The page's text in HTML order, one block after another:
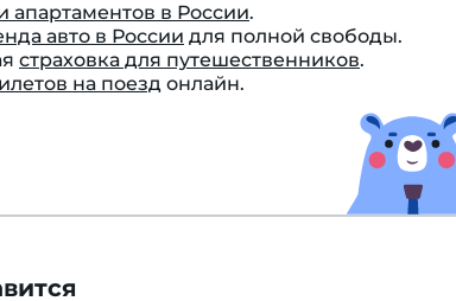
апартаментов в России.
авто в России для полной свободы.
страховка для путешественников.
на поезд онлайн.